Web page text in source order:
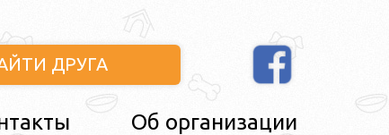
ДРУГА
Об организации